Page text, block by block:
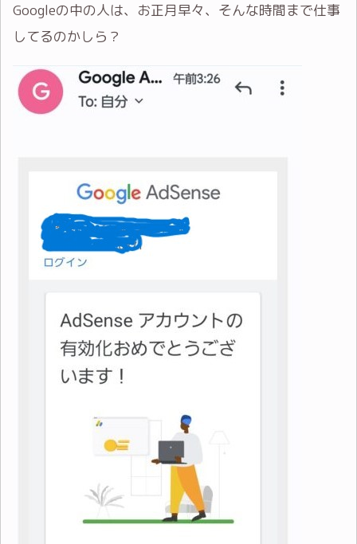
Googleの中の人は、お正月早々、そんな時間まで仕事
してるのかしら？